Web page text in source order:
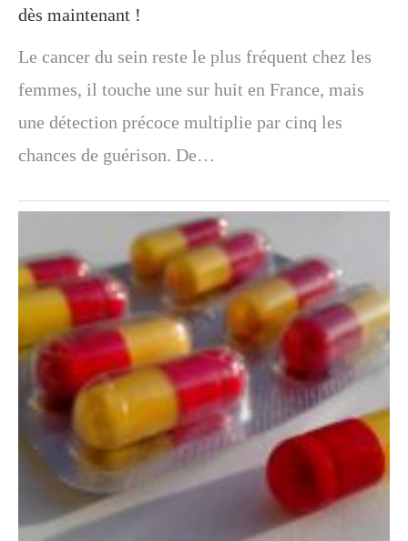
dès maintenant !
Le cancer du sein reste le plus fréquent chez les
femmes, il touche une sur huit en France, mais
une détection précoce multiplie par cinq les
chances de guérison. De…